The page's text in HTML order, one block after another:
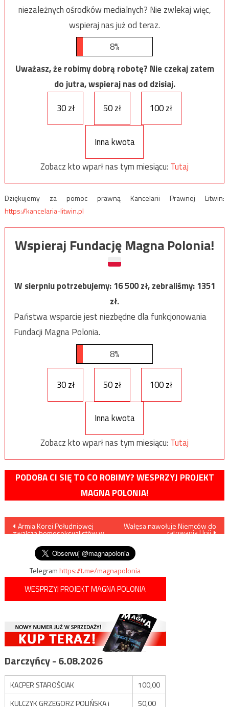
niezależnych ośrodków medialnych? Nie zwlekaj więc,
wspieraj nas już od teraz.
8%
Uważasz, że robimy dobrą robotę? Nie czekaj zatem
do jutra, wspieraj nas od dzisiaj.
30 zł
50 zł 100 zł
Inna kwota
Zobacz kto wparł nas tym miesiącu: Tutaj
Dziękujemy za pomoc prawną Kancelarii Prawnej Litwin:
https://kancelaria-litwin.pl
Wspieraj Fundację Magna Polonia!
W sierpniu potrzebujemy:16 500zł, zebraliśmy:1351
zł.
Państwa wsparcie jest niezbędne dla funkcjonowania
Fundacji Magna Polonia.
8%
30 zł 50 zł 100 zł
Inna kwota
Zobacz kto wparł nas tym miesiącu: Tutaj
PODOBA CI SIĘ TO CO ROBIMY? WESPRZYJ PROJEKT
MAGNA POLONIA!
Nawigacja
wpisu
Armia Korei Południowej
zwalcza homoseksualistów w
Wałęsa nawołuje Niemców do
ratowania Unii
Telegramhttps://t.me/magnapolonia
WESPRZYJ PROJEKT MAGNA POLONIA
Darczyńcy - 6.08.2026
KACPER STAROŚCIAK
100,00
KULCZYK GRZEGORZ POLIŃSKA i
50,00